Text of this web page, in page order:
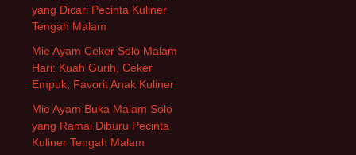
yang Dicari Pecinta Kuliner
Tengah Malam
Mie Ayam Ceker Solo Malam
Hari: Kuah Gurih, Ceker
Empuk, Favorit Anak Kuliner
Mie Ayam Buka Malam Solo
yang Ramai Diburu Pecinta
Kuliner Tengah Malam